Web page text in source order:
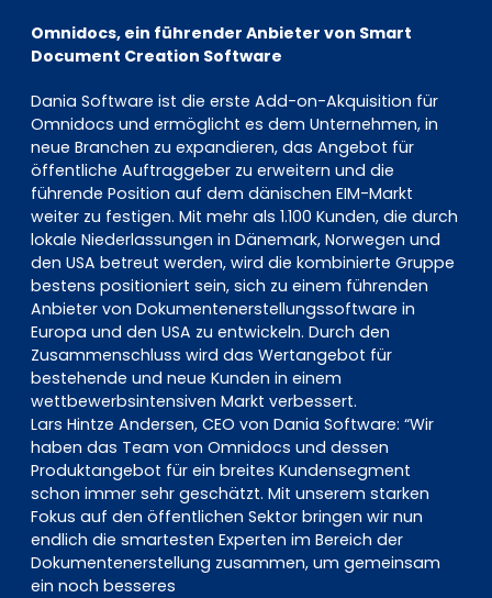
Omnidocs, ein führender Anbieter von Smart
Document Creation Software
Dania Software ist die erste Add-on-Akquisition für
Omnidocs und ermöglicht es dem Unternehmen, in
neue Branchen zu expandieren, das Angebot für
öffentliche Auftraggeber zu erweitern und die
führende Position auf dem dänischen EIM-Markt
weiter zu festigen. Mit mehr als 1.100 Kunden, die durch
lokale Niederlassungen in Dänemark, Norwegen und
den USA betreut werden, wird die kombinierte Gruppe
bestens positioniert sein, sich zu einem führenden
Anbieter von Dokumentenerstellungssoftware in
Europa und den USA zu entwickeln. Durch den
Zusammenschluss wird das Wertangebot für
bestehende und neue Kunden in einem
wettbewerbsintensiven Markt verbessert.
Lars Hintze Andersen, CEO von Dania Software: “Wir
haben das Team von Omnidocs und dessen
Produktangebot für ein breites Kundensegment
schon immer sehr geschätzt. Mit unserem starken
Fokus auf den öffentlichen Sektor bringen wir nun
endlich die smartesten Experten im Bereich der
Dokumentenerstellung zusammen, um gemeinsam
ein noch besseres